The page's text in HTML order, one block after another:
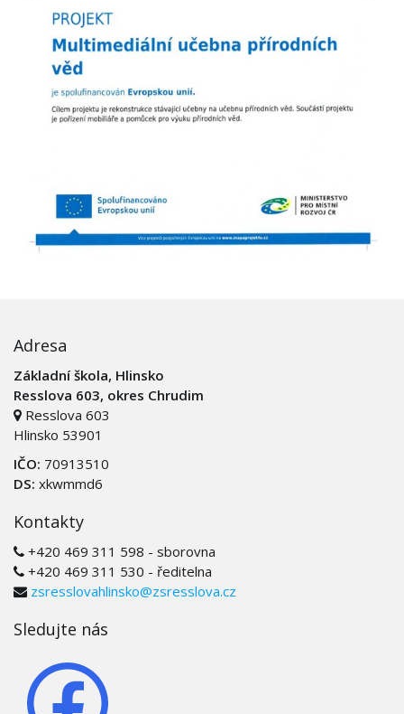
Adresa
Základní škola, Hlinsko
Resslova 603, okres Chrudim
Resslova 603
Hlinsko 53901
IČO: 70913510
DS: xkwmmd6
Kontakty
+420 469 311 598 - sborovna
+420 469 311 530 - ředitelna
zsresslovahlinsko@zsresslova.cz
Sledujte nás